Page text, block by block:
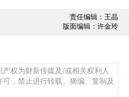
责任编辑：王晶
版面编辑：许金玲
权为财新传媒及/或相关权利人
，禁止进行转载、摘编、复制及